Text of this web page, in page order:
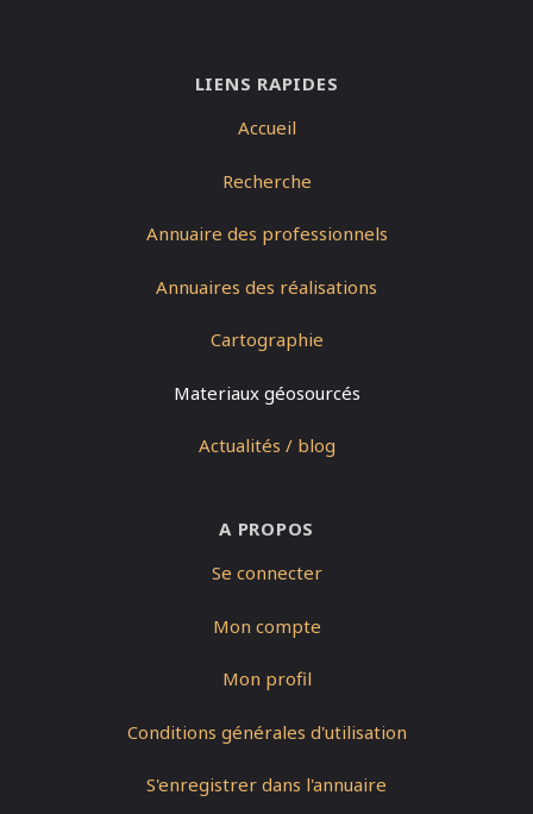
LIENS RAPIDES
Accueil
Recherche
Annuaire des professionnels
Annuaires des réalisations
Cartographie
Materiaux géosourcés
Actualités / blog
A PROPOS
Se connecter
Mon compte
Mon profil
Conditions générales d'utilisation
S'enregistrer dans l'annuaire